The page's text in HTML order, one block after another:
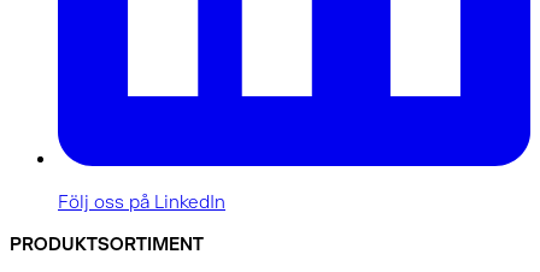
Följ oss på LinkedIn
PRODUKTSORTIMENT